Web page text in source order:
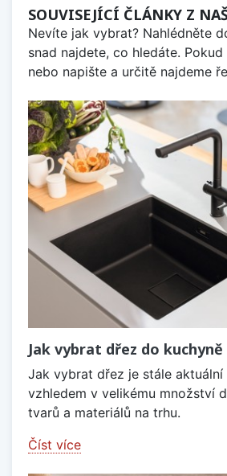
SOUVISEJÍCÍ ČLÁNKY Z
Nevíte jak vybrat? Nahlédněte
snad najdete, co hledáte.
nebo napište a určitě najdeme
Jak vybrat dřez do kuchyně
Jak vybrat dřez je stále aktuální
vzhledem v velikému množství
tvarů a materiálů na trhu.
Číst více